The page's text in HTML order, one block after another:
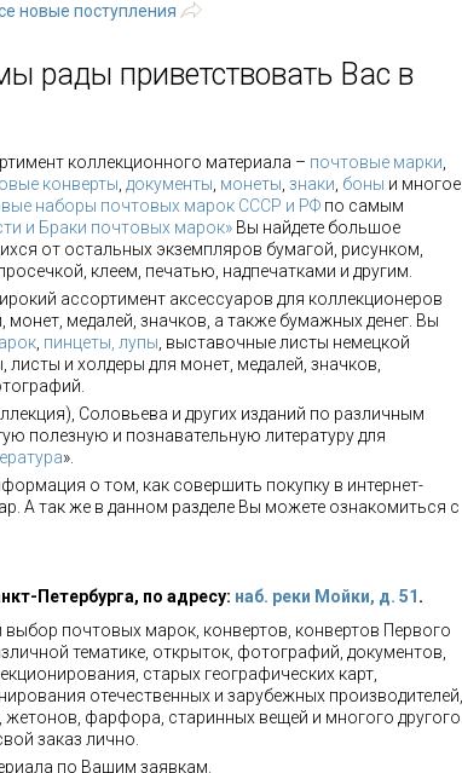
новые поступления
рады приветствовать Вас в
коллекционного материала – почтовые марки
конверты документы монеты знаки боны и многое
наборы почтовых марок СССР и РФ по самым
и Браки почтовых марок» Вы найдете большое
от остальных экземпляров бумагой, рисунком,
клеем, печатью, надпечатками и другим.
ассортимент аксессуаров для коллекционеров
медалей, значков, а также бумажных денег. Вы
пинцеты, лупы , выставочные листы немецкой
и холдеры для монет, медалей, значков,
Соловьева и других изданий по различным
полезную и познавательную литературу для
».
о том, как совершить покупку в интернет-
А так же в данном разделе Вы можете ознакомиться с
Петербурга, по адресу: наб. реки Мойки, д. 51 .
почтовых марок, конвертов, конвертов Первого
тематике, открыток, фотографий, документов,
старых географических карт,
отечественных и зарубежных производителей,
фарфора, старинных вещей и многого другого.
заказ лично.
по Вашим заявкам.